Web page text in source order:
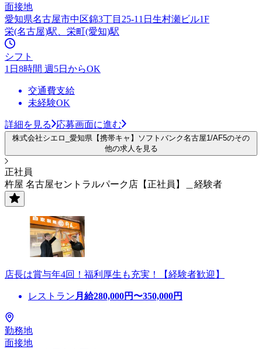
面接地
愛知県名古屋市中区錦3丁目25-11日生村瀬ビル1F
栄(名古屋)駅、栄町(愛知)駅
シフト
1日8時間 週5日からOK
交通費支給
未経験OK
詳細を見る 応募画面に進む
株式会社シエロ_愛知県【携帯キャ】ソフトバンク名古屋1/AF5のその
他の求人を見る
正社員
杵屋 名古屋セントラルパーク店【正社員】＿経験者
店長は賞与年4回！福利厚生も充実！【経験者歓迎】
レストラン 月給280,000円〜350,000円
勤務地
面接地